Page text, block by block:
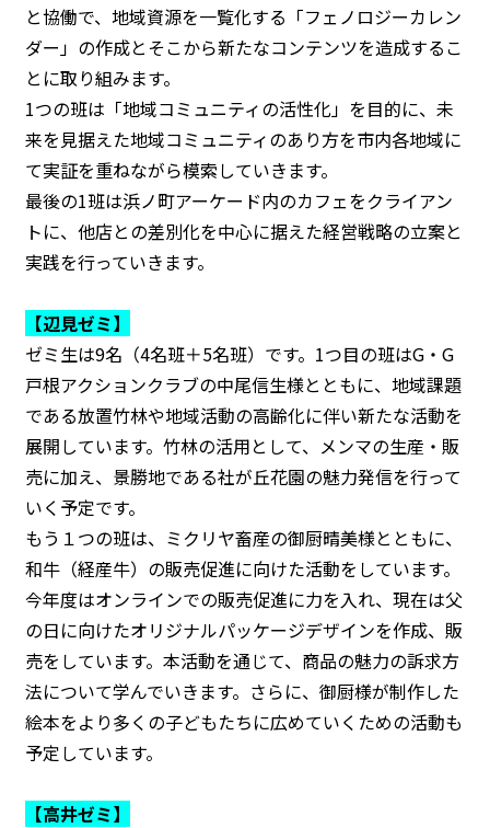
と協働で、地域資源を一覧化する「フェノロジーカレン
ダー」の作成とそこから新たなコンテンツを造成するこ
とに取り組みます。
1つの班は「地域コミュニティの活性化」を目的に、未
来を見据えた地域コミュニティのあり方を市内各地域に
て実証を重ねながら模索していきます。
最後の1班は浜ノ町アーケード内のカフェをクライアン
トに、他店との差別化を中心に据えた経営戦略の立案と
実践を行っていきます。
【辺見ゼミ】
ゼミ生は9名（4名班＋5名班）です。1つ目の班はG・G
戸根アクションクラブの中尾信生様とともに、地域課題
である放置竹林や地域活動の高齢化に伴い新たな活動を
展開しています。竹林の活用として、メンマの生産・販
売に加え、景勝地である社が丘花園の魅力発信を行って
いく予定です。
もう１つの班は、ミクリヤ畜産の御厨晴美様とともに、
和牛（経産牛）の販売促進に向けた活動をしています。
今年度はオンラインでの販売促進に力を入れ、現在は父
の日に向けたオリジナルパッケージデザインを作成、販
売をしています。本活動を通じて、商品の魅力の訴求方
法について学んでいきます。さらに、御厨様が制作した
絵本をより多くの子どもたちに広めていくための活動も
予定しています。
【高井ゼミ】